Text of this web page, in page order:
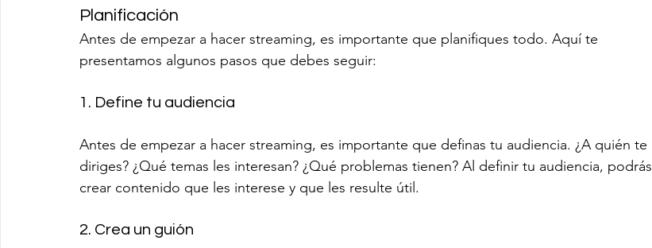
Planificación
Antes de empezar a hacer streaming, es importante que planifiques todo. Aquí te
presentamos algunos pasos que debes seguir:
1. Define tu audiencia
Antes de empezar a hacer streaming, es importante que definas tu audiencia. ¿A quién te
diriges? ¿Qué temas les interesan? ¿Qué problemas tienen? Al definir tu audiencia, podrás
crear contenido que les interese y que les resulte útil.
2. Crea un guión